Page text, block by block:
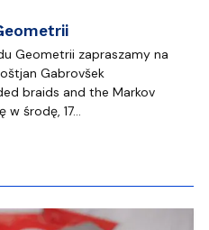
Geometrii zapraszamy na
Gabrovšek
braids and the Markov
środę, 17…